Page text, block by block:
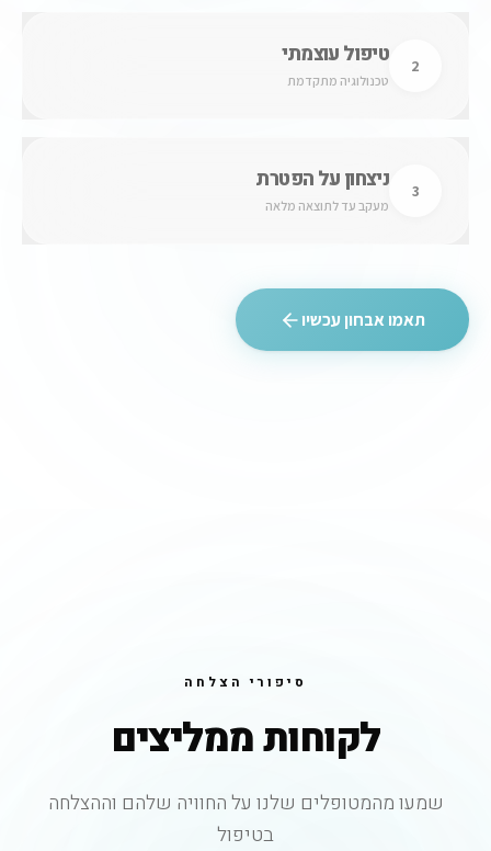
ללא תרופות וללא תופעות לוואי.
3 ניצחון על הפטרת
מעקב עד לתוצאה מלאה
תאמו אבחון עכשיו
סיפורי הצלחה
לקוחות ממליצים
שמעו מהמטופלים שלנו על החוויה שלהם וההצלחה
בטיפול